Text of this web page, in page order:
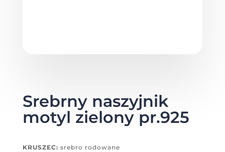
Srebrny naszyjnik
motyl zielony pr.925
KRUSZEC: srebro rodowane